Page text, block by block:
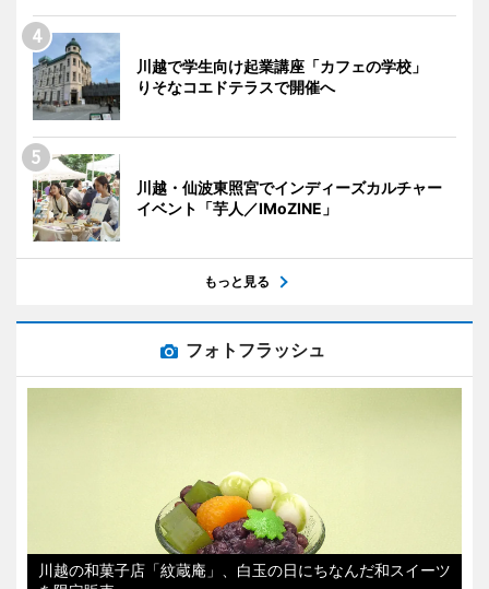
川越で学生向け起業講座「カフェの学校」
りそなコエドテラスで開催へ
川越・仙波東照宮でインディーズカルチャー
イベント「芋人／IMoZINE」
もっと見る
フォトフラッシュ
川越の和菓子店「紋蔵庵」、白玉の日にちなんだ和スイーツ